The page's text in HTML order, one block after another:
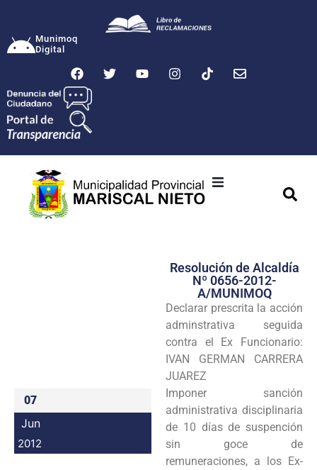
Munimoq
Digital
Transparencia
Seguridad
Programas
Intranet
07
Jun
2012
Resolución de Alcaldía
Nº 0656-2012-
A/MUNIMOQ
Declarar prescrita la acción
adminstrativa seguida
contra el Ex Funcionario:
IVAN GERMAN CARRERA
JUAREZ
Imponer sanción
administrativa disciplinaria
de 10 días de suspención
sin goce de
remuneraciones, a los Ex-